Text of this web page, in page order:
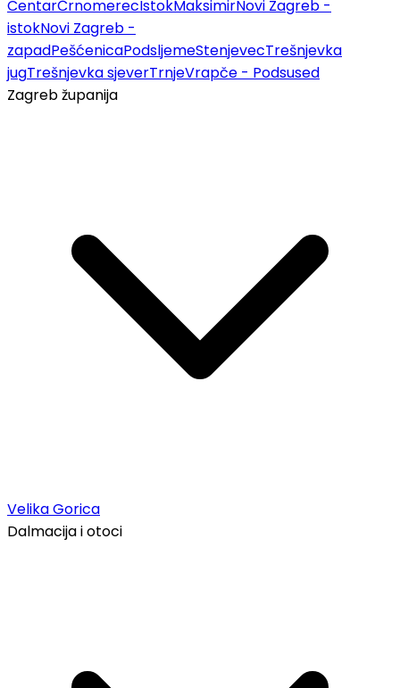
CentarČrnomerecIstokMaksimirNovi Zagreb -
istokNovi Zagreb -
zapadPešćenicaPodsljemeStenjevecTrešnjevka
jugTrešnjevka sjeverTrnjeVrapče - Podsused
Zagreb županija
Velika Gorica
Dalmacija i otoci